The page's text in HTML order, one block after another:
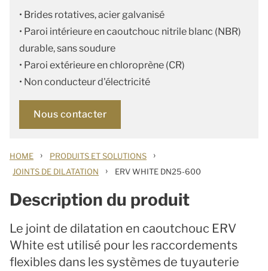
• Brides rotatives, acier galvanisé
• Paroi intérieure en caoutchouc nitrile blanc (NBR)
durable, sans soudure
• Paroi extérieure en chloroprène (CR)
• Non conducteur d'électricité
Nous contacter
HOME › PRODUITS ET SOLUTIONS ›
JOINTS DE DILATATION › ERV WHITE DN25-600
Description du produit
Le joint de dilatation en caoutchouc ERV
White est utilisé pour les raccordements
flexibles dans les systèmes de tuyauterie